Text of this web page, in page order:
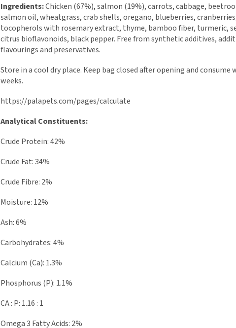
Ingredients:Chicken (67%), salmon (19%), carrots, cabbage,
salmon oil, wheatgrass, crab shells, oregano, blueberries,
tocopherols with rosemary extract, thyme, bamboo fiber, turmeric,
citrus bioflavonoids, black pepper. Free from synthetic additives,
flavourings and preservatives.
Store in a cool dry place. Keep bag closed after opening and consume
weeks.
https://palapets.com/pages/calculate
Analytical Constituents:
Crude Protein: 42%
Crude Fat: 34%
Crude Fibre: 2%
Moisture: 12%
Ash: 6%
Carbohydrates: 4%
Calcium (Ca): 1.3%
Phosphorus (P): 1.1%
CA : P: 1.16 : 1
Omega 3 Fatty Acids: 2%